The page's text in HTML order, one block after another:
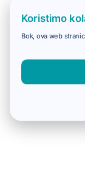
Koristimo
Bok, ova web